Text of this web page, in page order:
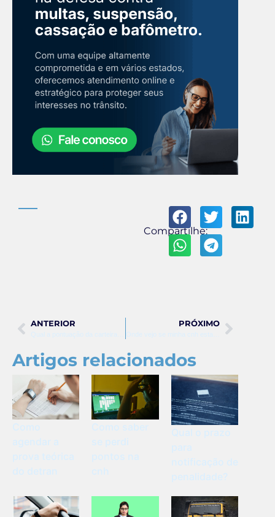
Compartilhe:
ANTERIOR PRÓXIMO
Artigos relacionados